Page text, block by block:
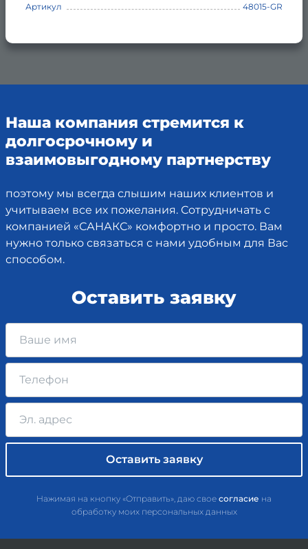
Артикул
48015-GR
Наша компания стремится к
долгосрочному и
взаимовыгодному партнерству
поэтому мы всегда слышим наших клиентов и
учитываем все их пожелания. Сотрудничать с
компанией «САНАКС» комфортно и просто. Вам
нужно только связаться с нами удобным для Вас
способом.
Оставить заявку
Нажимая на кнопку «Отправить», даю свое согласие на
обработку моих персональных данных